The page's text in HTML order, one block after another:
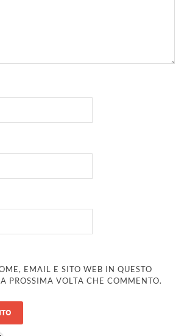
EMAIL E SITO WEB IN QUESTO
PROSSIMA VOLTA CHE COMMENTO.